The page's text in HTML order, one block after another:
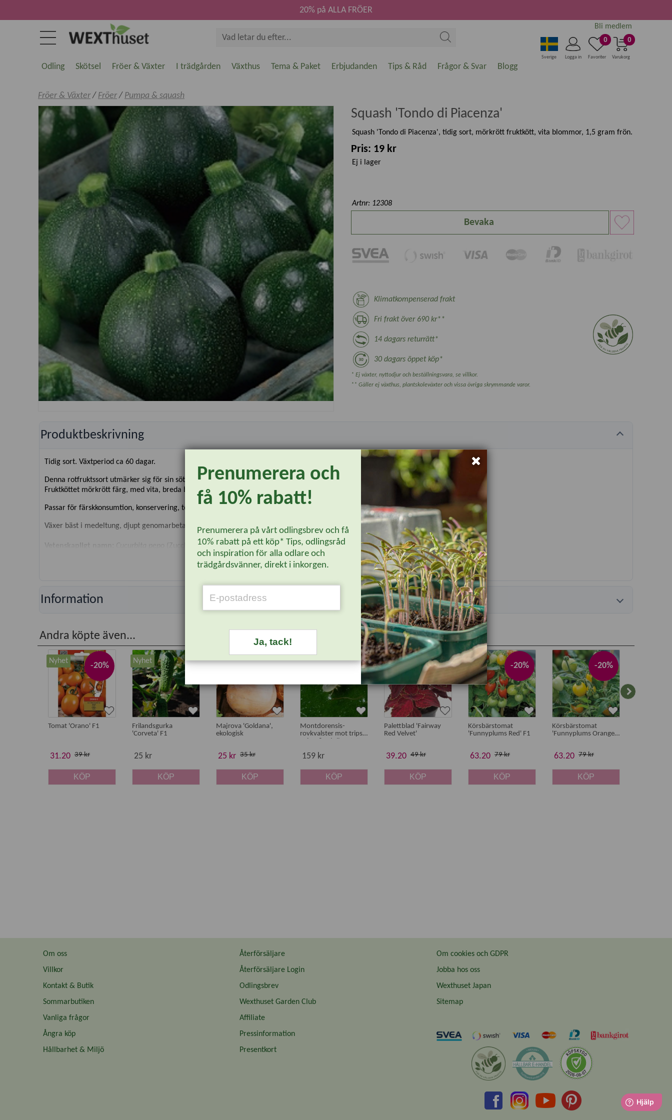
0
Varukorg
0
Favoriter
Logga in
Sverige
Bli medlem
20% på ALLA FRÖER
Odling Skötsel Fröer & Växter I trädgården Växthus Tema & Paket Erbjudanden Tips & Råd Frågor & Svar Blogg
Fröer & Växter/ Fröer/ Pumpa & squash
Squash 'Tondo di Piacenza'
Squash 'Tondo di Piacenza', tidig sort, mörkrött fruktkött, vita blommor, 1,5 gram frön.
Pris: 19 kr
Ej i lager
Artnr: 12308
Bevaka
Klimatkompenserad frakt
Fri frakt över 690 kr**
14 dagars returrätt*
30 dagars öppet köp*
* Ej växter, nyttodjur och beställningsvara, se villkor.
** Gäller ej växthus, plantskoleväxter och vissa övriga skrymmande varor.
Produktbeskrivning
Tidig sort. Växtperiod ca 60 dagar.
Denna rotfruktssort utmärker sig för sin söta, milda smak.
Fruktköttet mörkrött färg, med vita, breda blommor.
Passar för färskkonsumtion, konservering, torkas, stekt. Håller sig väl under vintern.
Växer bäst i medeltung, djupt genomarbetad, ej sur lerjord. I dåligt genomarbetad jord gror den ojämnt och växer glest.
(Zucchini-Gruppen) 'Tondo di Piacenza'
Läs mer...
Information
Andra köpte även...
-20%
Nyhet
Tomat 'Orano' F1
31.20 39 kr
KÖP
Nyhet
Frilandsgurka
'Corveta' F1
25 kr
KÖP
-29%
Majrova 'Goldana',
ekologisk
25 kr 35 kr
KÖP
Bästsäljare
Montdorensis-
rovkvalster mot trips,
159 kr
KÖP
-20%
Palettblad 'Fairway
Red Velvet'
39.20 49 kr
KÖP
-20%
Körsbärstomat
'Funnyplums Red' F1
63.20 79 kr
KÖP
-20%
Körsbärstomat
'Funnyplums Orange'
63.20 79 kr
KÖP
Om oss
Villkor
Kontakt & Butik
Sommarbutiken
Vanliga frågor
Ångra köp
Hållbarhet & Miljö
Återförsäljare
Återförsäljare Login
Odlingsbrev
Wexthuset Garden Club
Affiliate
Pressinformation
Presentkort
Om cookies och GDPR
Jobba hos oss
Wexthuset Japan
Sitemap
Prenumerera och
få 10% rabatt!
Prenumerera på vårt odlingsbrev och få
10% rabatt på ett köp* Tips, odlingsråd
och inspiration för alla odlare och
trädgårdsvänner, direkt i inkorgen.
Ja, tack!